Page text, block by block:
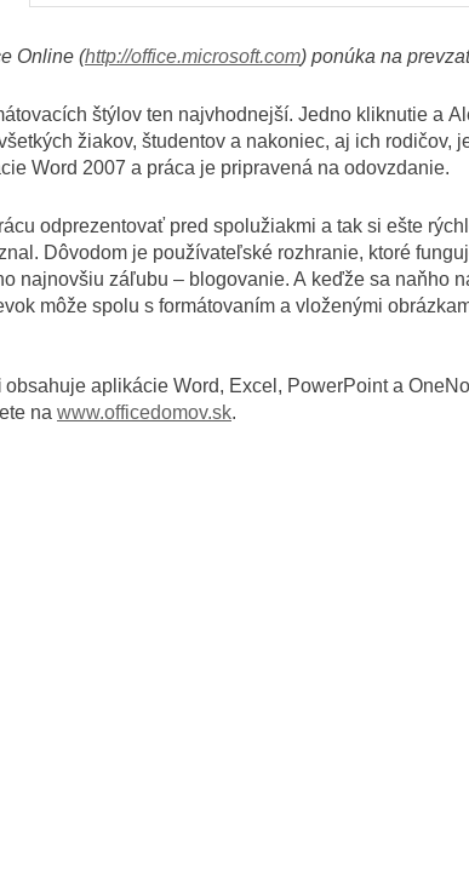
Online (http://office.microsoft.com) ponúka na
štýlov ten najvhodnejší. Jedno kliknutie a
žiakov, študentov a nakoniec, aj ich
Word 2007 a práca je pripravená na odovzdanie.
odprezentovať pred spolužiakmi a tak si ešte
Dôvodom je používateľské rozhranie, ktoré
najnovšiu záľubu – blogovanie. A keďže sa naňho
môže spolu s formátovaním a vloženými
obsahuje aplikácie Word, Excel, PowerPoint a
na www.officedomov.sk.